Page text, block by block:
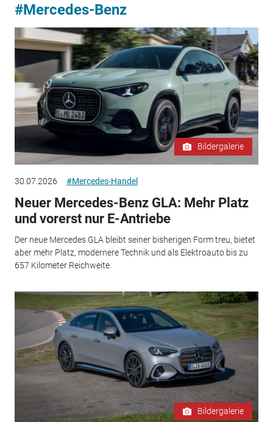
#Mercedes-Benz
Bildergalerie
30.07.2026 #Mercedes-Handel
Neuer Mercedes-Benz GLA: Mehr Platz
und vorerst nur E-Antriebe
Der neue Mercedes GLA bleibt seiner bisherigen Form treu, bietet
aber mehr Platz, modernere Technik und als Elektroauto bis zu
657 Kilometer Reichweite.
Bildergalerie